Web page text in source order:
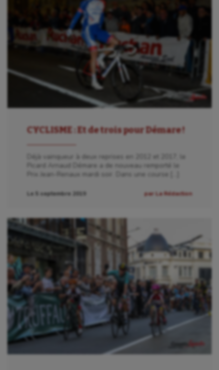
CYCLISME : Et de trois pour Démare !
Déjà vainqueur à deux reprises en 2012 et 2017, le
Picard Arnaud Démare a de nouveau remporté le
Prix Jean-Renaux mardi soir. Dans une course […]
Le 5 septembre 2019 par La Rédaction